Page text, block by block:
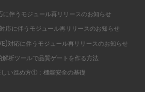
伴うモジュール再リリースのお知らせ
応に伴うモジュール再リリースのお知らせ
対応に伴うモジュール再リリースのお知らせ
析ツールで品質ゲートを作る方法
い進め方①：機能安全の基礎